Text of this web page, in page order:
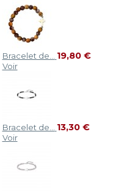
Bracelet de... 19,80 €
Voir
Bracelet de... 13,30 €
Voir